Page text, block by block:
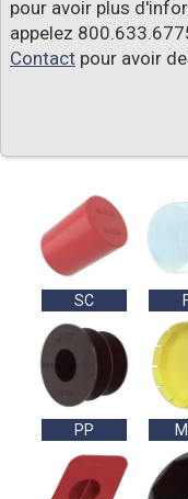
pour avoir plus
appelez
Contact pour avoir
SC
PP